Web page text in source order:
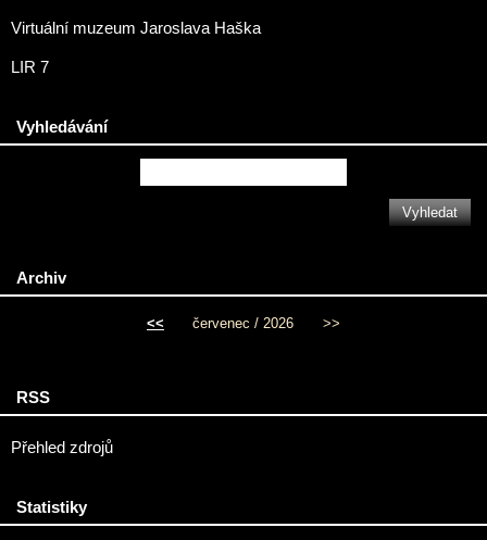
Virtuální muzeum Jaroslava Haška
LIR 7
Vyhledávání
Archiv
<< červenec / 2026 >>
RSS
Přehled zdrojů
Statistiky